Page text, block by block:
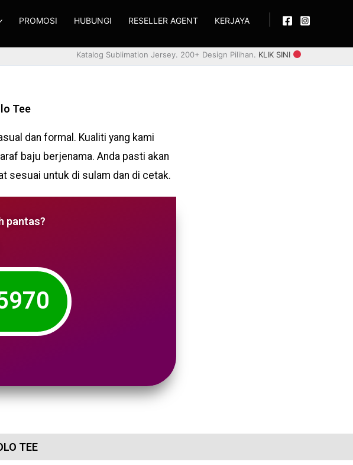
PROMOSI HUBUNGI RESELLER AGENT KERJAYA
Katalog Sublimation Jersey. 200+ Design Pilihan. KLIK SINI
Tee
dan formal. Kualiti yang kami
baju berjenama. Anda pasti akan
sesuai untuk di sulam dan di cetak.
pantas?
TEE